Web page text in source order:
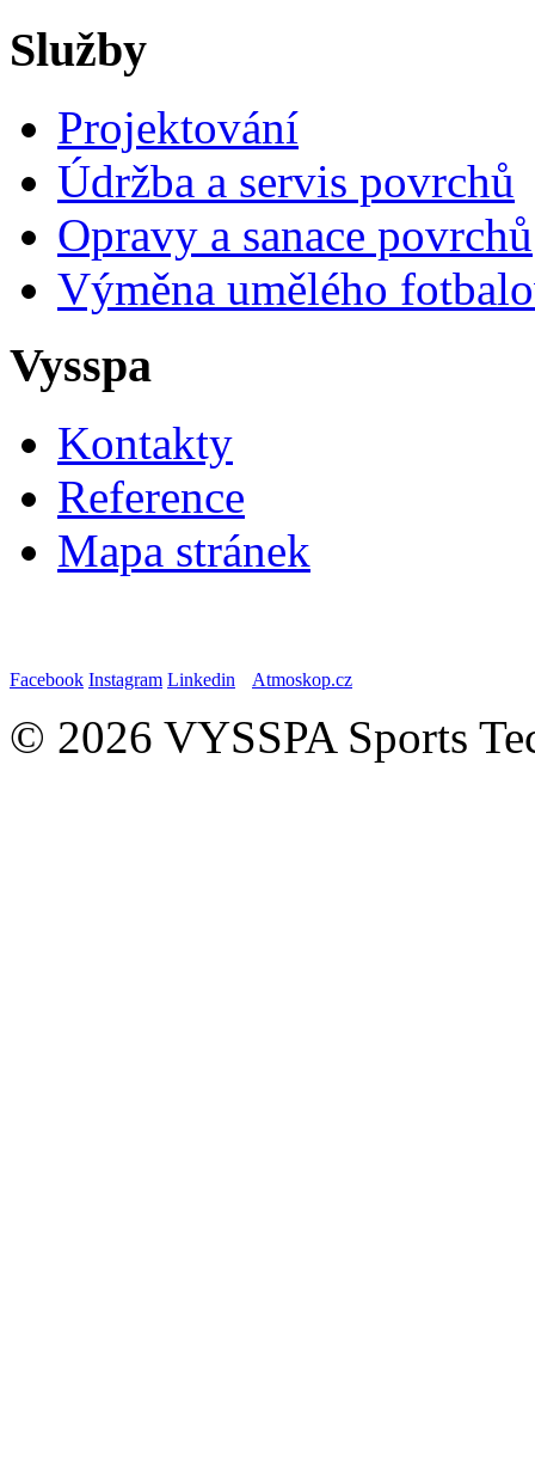
Služby
Projektování
Údržba a servis povrchů
Opravy a sanace povrchů
Výměna umělého
Vysspa
Kontakty
Reference
Mapa stránek
Facebook Instagram Linkedin Atmoskop.cz
© 2026 VYSSPA Sports